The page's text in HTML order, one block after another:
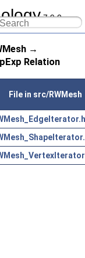
7.9.0
→
Relation
File in src/RWMesh